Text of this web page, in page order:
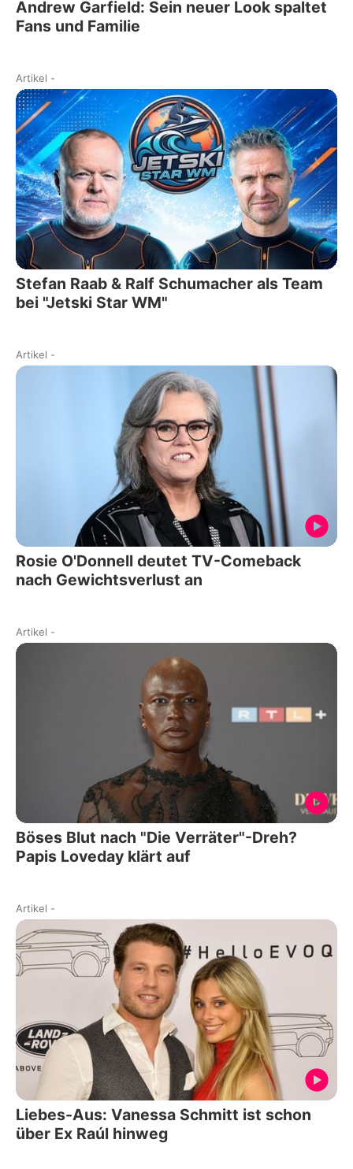
Andrew Garfield: Sein neuer Look spaltet
Fans und Familie
Artikel -
Stefan Raab & Ralf Schumacher als Team
bei "Jetski Star WM"
Artikel -
Rosie O'Donnell deutet TV-Comeback
nach Gewichtsverlust an
Artikel -
Böses Blut nach "Die Verräter"-Dreh?
Papis Loveday klärt auf
Artikel -
Liebes-Aus: Vanessa Schmitt ist schon
über Ex Raúl hinweg